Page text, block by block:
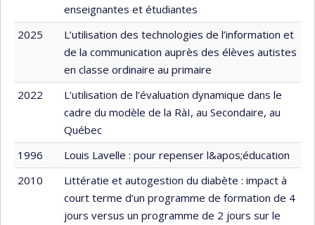
enseignantes et étudiantes
2025
L’utilisation des technologies de l’information et
de la communication auprès des élèves autistes
en classe ordinaire au primaire
2022
L’utilisation de l’évaluation dynamique dans le
cadre du modèle de la RàI, au Secondaire, au
Québec
1996
Louis Lavelle : pour repenser l&apos;éducation
2010
Littératie et autogestion du diabète : impact à
court terme d’un programme de formation de 4
jours versus un programme de 2 jours sur le